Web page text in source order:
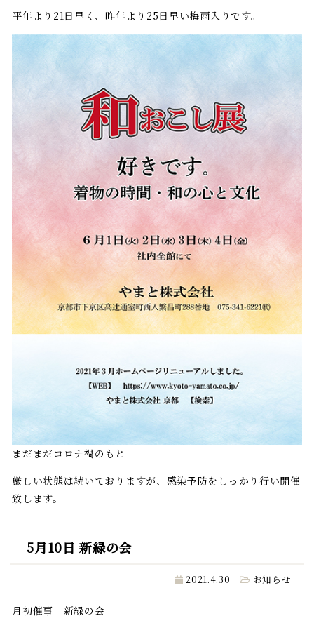
平年より21日早く、昨年より25日早い梅雨入りです。
まだまだコロナ禍のもと
厳しい状態は続いておりますが、感染予防をしっかり行い開催
致します。
5月10日 新緑の会
2021.4.30 お知らせ
月初催事 新緑の会